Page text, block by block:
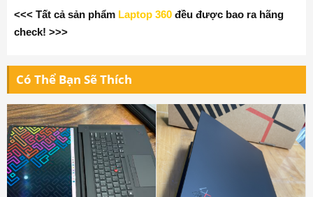
<<< Tất cả sản phẩm Laptop 360 đều được bao ra hãng
check! >>>
Có Thể Bạn Sẽ Thích